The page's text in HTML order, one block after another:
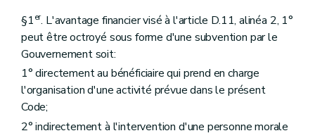
§1er. L'avantage financier visé à l'article D.11, alinéa 2, 1°
peut être octroyé sous forme d'une subvention par le
Gouvernement soit:
1° directement au bénéficiaire qui prend en charge
l'organisation d'une activité prévue dans le présent
Code;
2° indirectement à l'intervention d'une personne morale